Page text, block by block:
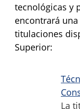
tecnológicas y
encontrará
titulaciones
Superior:
La